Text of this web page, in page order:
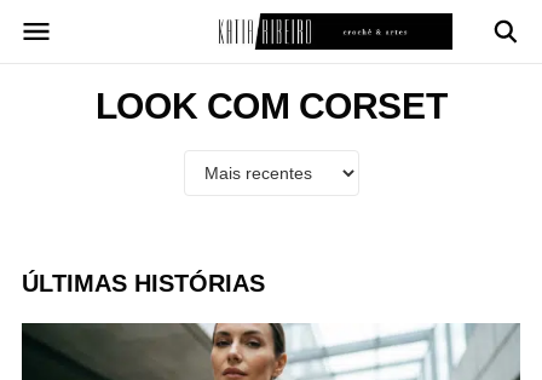
para
LOOK COM CORSET
ÚLTIMAS HISTÓRIAS